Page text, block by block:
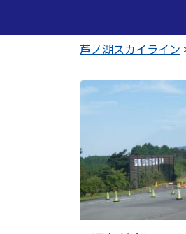
芦ノ湖スカイライン